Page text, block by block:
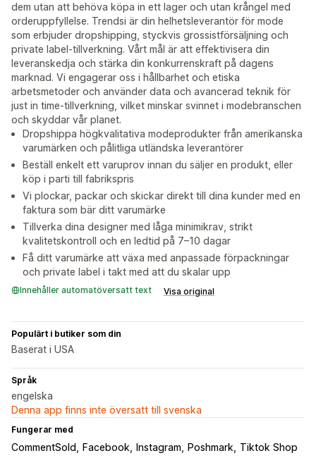
dem utan att behöva köpa in ett lager och utan krångel med
orderuppfyllelse. Trendsi är din helhetsleverantör för mode
som erbjuder dropshipping, styckvis grossistförsäljning och
private label-tillverkning. Vårt mål är att effektivisera din
leveranskedja och stärka din konkurrenskraft på dagens
marknad. Vi engagerar oss i hållbarhet och etiska
arbetsmetoder och använder data och avancerad teknik för
just in time-tillverkning, vilket minskar svinnet i modebranschen
och skyddar vår planet.
Dropshippa högkvalitativa modeprodukter från amerikanska
varumärken och pålitliga utländska leverantörer
Beställ enkelt ett varuprov innan du säljer en produkt, eller
köp i parti till fabrikspris
Vi plockar, packar och skickar direkt till dina kunder med en
faktura som bär ditt varumärke
Tillverka dina designer med låga minimikrav, strikt
kvalitetskontroll och en ledtid på 7–10 dagar
Få ditt varumärke att växa med anpassade förpackningar
och private label i takt med att du skalar upp
Innehåller automatöversatt text Visa original
Populärt i butiker som din
Baserat i USA
Språk
engelska
Denna app finns inte översatt till svenska
Fungerar med
CommentSold Facebook Instagram Poshmark Tiktok Shop